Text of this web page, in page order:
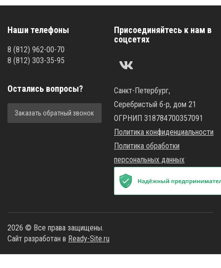
Наши телефоны
8 (812) 962-00-70
8 (812) 303-35-95
Присоединяйтесь к нам в
соцсетях
Остались вопросы?
Заказать обратный звонок
Санкт-Петербург,
Серебристый б-р, дом 21
ОГРНИП 318784700357091
Политика конфиденциальности
Политика обработки
персональных данных
2026 © Все права защищены.
Сайт разработан в Ready-Site.ru